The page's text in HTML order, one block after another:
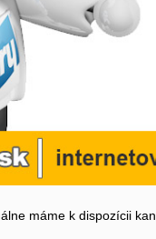
máme k dispozícii